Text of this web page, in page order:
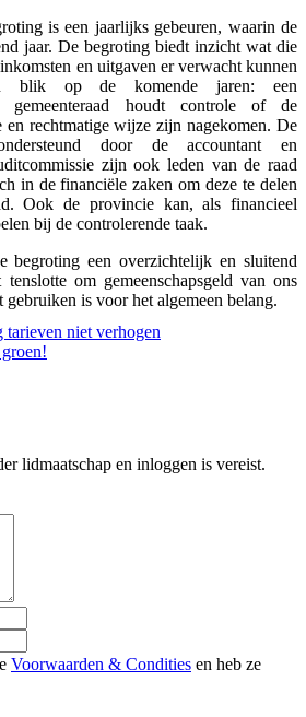
is een jaarlijks gebeuren, waarin de
jaar. De begroting biedt inzicht wat die
en uitgaven er verwacht kunnen
blik op de komende jaren: een
gemeenteraad houdt controle of de
en rechtmatige wijze zijn nagekomen. De
door de accountant en
zijn ook leden van de raad
in de financiële zaken om deze te delen
Ook de provincie kan, als financieel
bij de controlerende taak.
begroting een overzichtelijk en sluitend
om gemeenschapsgeld van ons
is voor het algemeen belang.
niet verhogen
lidmaatschap en inloggen is vereist.
Voorwaarden & Condities en heb ze